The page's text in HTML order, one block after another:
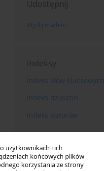
użytkownikach i ich
końcowych plików
korzystania ze strony
Udostępnij
Wyślij mailem
Indeksy
Indeks słów kluczowych
Indeks dziedzin
Indeks autorów